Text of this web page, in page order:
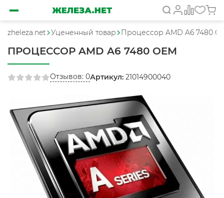
zheleza.net Уцененный товар Процессор AMD A6 7480
ПРОЦЕССОР AMD A6 7480 OEM
Отзывов: 0Артикул: 21014900040